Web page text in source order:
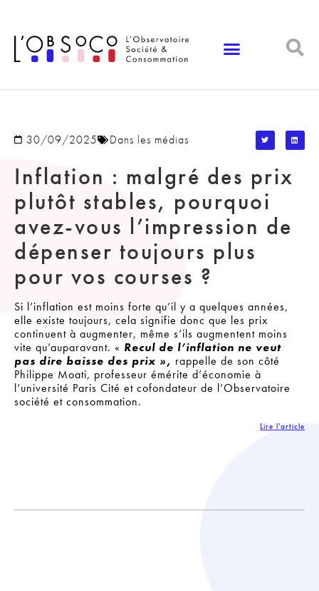
30/09/2025 Dans les médias
Inflation : malgré des prix
plutôt stables, pourquoi
avez-vous l’impression de
dépenser toujours plus
pour vos courses ?
Si l’inflation est moins forte qu’il y a quelques années,
elle existe toujours, cela signifie donc que les prix
continuent à augmenter, même s’ils augmentent moins
vite qu’auparavant. « Recul de l’inflation ne veut
pas dire baisse des prix », rappelle de son côté
Philippe Moati, professeur émérite d’économie à
l’université Paris Cité et cofondateur de l’Observatoire
société et consommation.
Lire l'article